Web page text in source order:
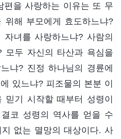
편을 사랑하는 이유는 또 무
위해 부모에게 효도하느냐?
녀를 사랑하느냐? 사람의
모두 자신의 타산과 욕심을
냐? 진정 하나님의 경륜에
있느냐? 피조물의 본분 이
믿기 시작할 때부터 성령이
코 성령의 역사를 얻을 수
없는 멸망의 대상이다. 사